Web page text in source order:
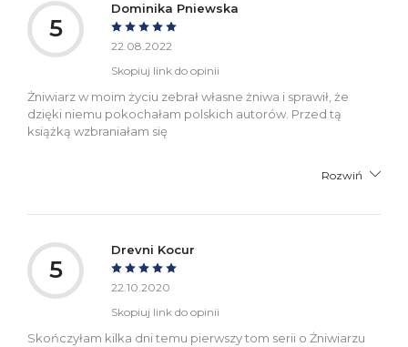
5
Dominika Pniewska
22.08.2022
Skopiuj link do opinii
Żniwiarz w moim życiu zebrał własne żniwa i sprawił, że
dzięki niemu pokochałam polskich autorów. Przed tą
książką wzbraniałam się
Rozwiń
5
Drevni Kocur
22.10.2020
Skopiuj link do opinii
Skończyłam kilka dni temu pierwszy tom serii o Żniwiarzu